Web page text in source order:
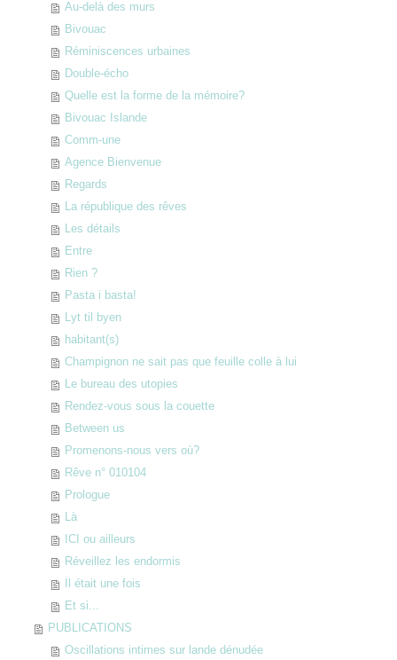
Au-delà des murs
Bivouac
Réminiscences urbaines
Double-écho
Quelle est la forme de la mémoire?
Bivouac Islande
Comm-une
Agence Bienvenue
Regards
La république des rêves
Les détails
Entre
Rien ?
Pasta i basta!
Lyt til byen
habitant(s)
Champignon ne sait pas que feuille colle à lui
Le bureau des utopies
Rendez-vous sous la couette
Between us
Promenons-nous vers où?
Rêve n° 010104
Prologue
Là
ICI ou ailleurs
Réveillez les endormis
Il était une fois
Et si...
PUBLICATIONS
Oscillations intimes sur lande dénudée